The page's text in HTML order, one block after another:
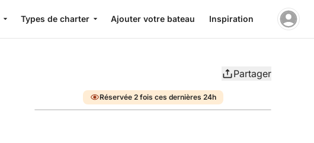
Types de charter Ajouter votre bateau Inspiration
Partager
Réservée 2 fois ces dernières 24h